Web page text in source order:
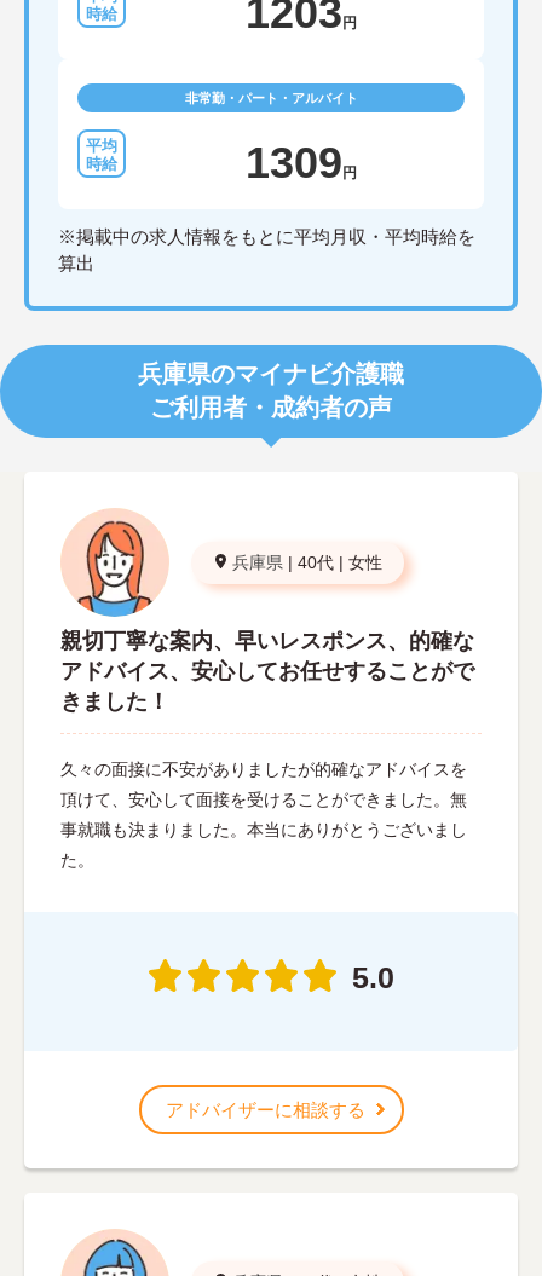
1203 円
非常勤・パート・アルバイト
1309 円
※掲載中の求人情報をもとに平均月収・平均時給を
算出
兵庫県のマイナビ介護職
ご利用者・成約者の声
兵庫県 | 40代 | 女性
親切丁寧な案内、早いレスポンス、的確な
アドバイス、安心してお任せすることがで
きました！
久々の面接に不安がありましたが的確なアドバイスを
頂けて、安心して面接を受けることができました。無
事就職も決まりました。本当にありがとうございまし
た。
5.0
アドバイザーに相談する